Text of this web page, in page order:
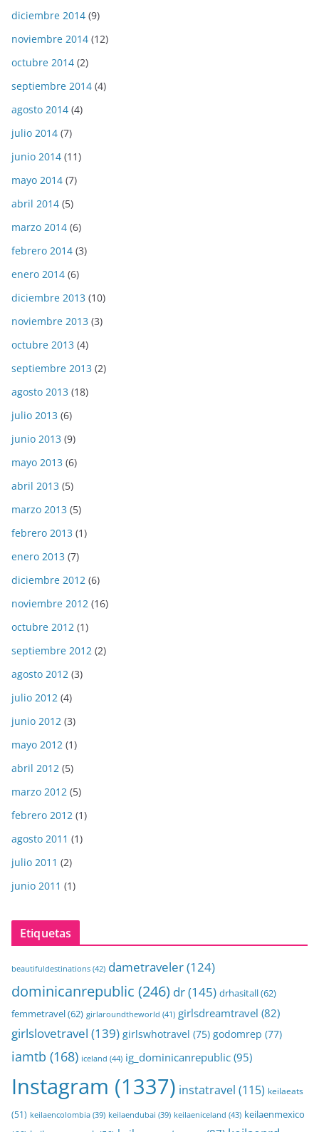
diciembre 2014 (9)
noviembre 2014 (12)
octubre 2014 (2)
septiembre 2014 (4)
agosto 2014 (4)
julio 2014 (7)
junio 2014 (11)
mayo 2014 (7)
abril 2014 (5)
marzo 2014 (6)
febrero 2014 (3)
enero 2014 (6)
diciembre 2013 (10)
noviembre 2013 (3)
octubre 2013 (4)
septiembre 2013 (2)
agosto 2013 (18)
julio 2013 (6)
junio 2013 (9)
mayo 2013 (6)
abril 2013 (5)
marzo 2013 (5)
febrero 2013 (1)
enero 2013 (7)
diciembre 2012 (6)
noviembre 2012 (16)
octubre 2012 (1)
septiembre 2012 (2)
agosto 2012 (3)
julio 2012 (4)
junio 2012 (3)
mayo 2012 (1)
abril 2012 (5)
marzo 2012 (5)
febrero 2012 (1)
agosto 2011 (1)
julio 2011 (2)
junio 2011 (1)
Etiquetas
beautifuldestinations (42) dametraveler(124)
dominicanrepublic (246) dr(145) drhasitall(62)
femmetravel(62) girlaroundtheworld (41) girlsdreamtravel (82)
girlslovetravel (139) girlswhotravel (75) godomrep (77)
iamtb (168) iceland (44) ig_dominicanrepublic (95)
Instagram (1337) instatravel (115) keilaeats
(51) keilaencolombia (39) keilaendubai (39) keilaeniceland (43) keilaenmexico